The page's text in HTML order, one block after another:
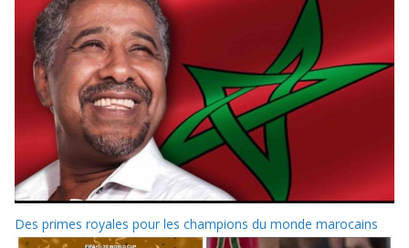
Des primes royales pour les champions du monde marocains